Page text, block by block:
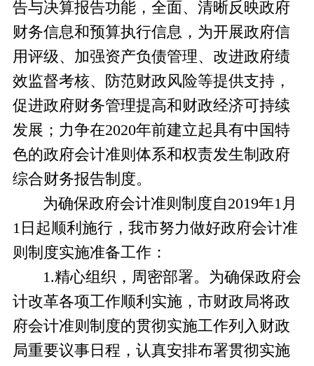
告与决算报告功能，全面、清晰反映政府
财务信息和预算执行信息，为开展政府信
用评级、加强资产负债管理、改进政府绩
效监督考核、防范财政风险等提供支持，
促进政府财务管理提高和财政经济可持续
发展；力争在2020年前建立起具有中国特
色的政府会计准则体系和权责发生制政府
综合财务报告制度。
为确保政府会计准则制度自2019年1月
1日起顺利施行，我市努力做好政府会计准
则制度实施准备工作：
1.精心组织，周密部署。为确保政府会
计改革各项工作顺利实施， 市财政局将政
府会计准则制度的贯彻实施工作列入财政
局重要议事日程，认真安排布署贯彻实施